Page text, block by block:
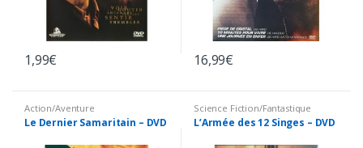
1,99€ 16,99€
Action/Aventure
Le Dernier Samaritain – DVD
Science Fiction/Fantastique
L’Armée des 12 Singes – DVD